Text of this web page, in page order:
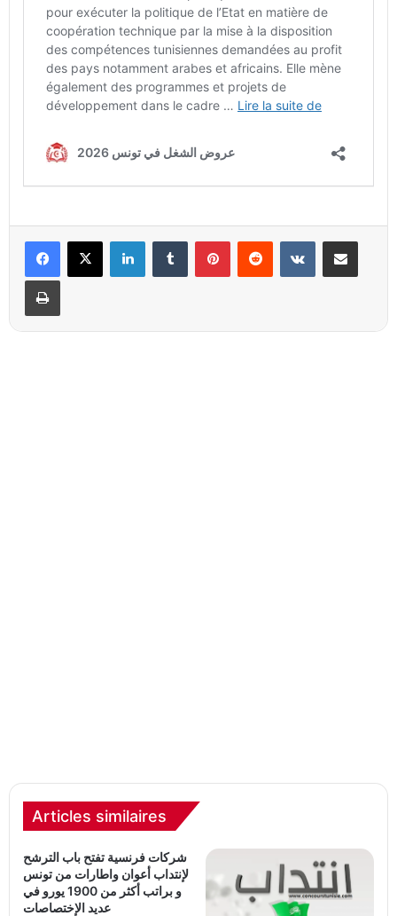
LinkedinTumblr PinterestReddit VKontaktePartager par email
Imprimer
Articles similaires
شركات فرنسية تفتح باب الترشح
لإنتداب أعوان واطارات من تونس
و براتب أكثر من 1900 يورو في
عديد الإختصاصات